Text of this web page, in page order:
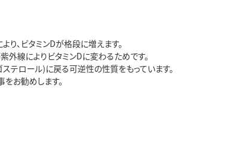
、ビタミンDが格段に増えます。
線によりビタミンDに変わるためです。
テロール)に戻る可逆性の性質をもっています。
お勧めします。